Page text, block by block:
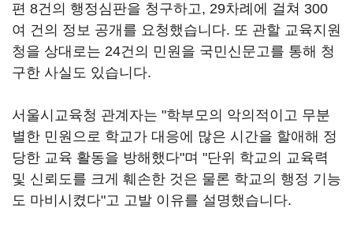
편 8건의 행정심판을 청구하고, 29차례에 걸쳐 300
여 건의 정보 공개를 요청했습니다. 또 관할 교육지원
청을 상대로는 24건의 민원을 국민신문고를 통해 청
구한 사실도 있습니다.
서울시교육청 관계자는 "학부모의 악의적이고 무분
별한 민원으로 학교가 대응에 많은 시간을 할애해 정
당한 교육 활동을 방해했다"며 "단위 학교의 교육력
및 신뢰도를 크게 훼손한 것은 물론 학교의 행정 기능
도 마비시켰다"고 고발 이유를 설명했습니다.